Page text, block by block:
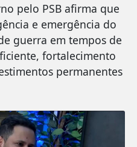
pelo PSB afirma que
e emergência do
guerra em tempos de
fortalecimento
permanentes